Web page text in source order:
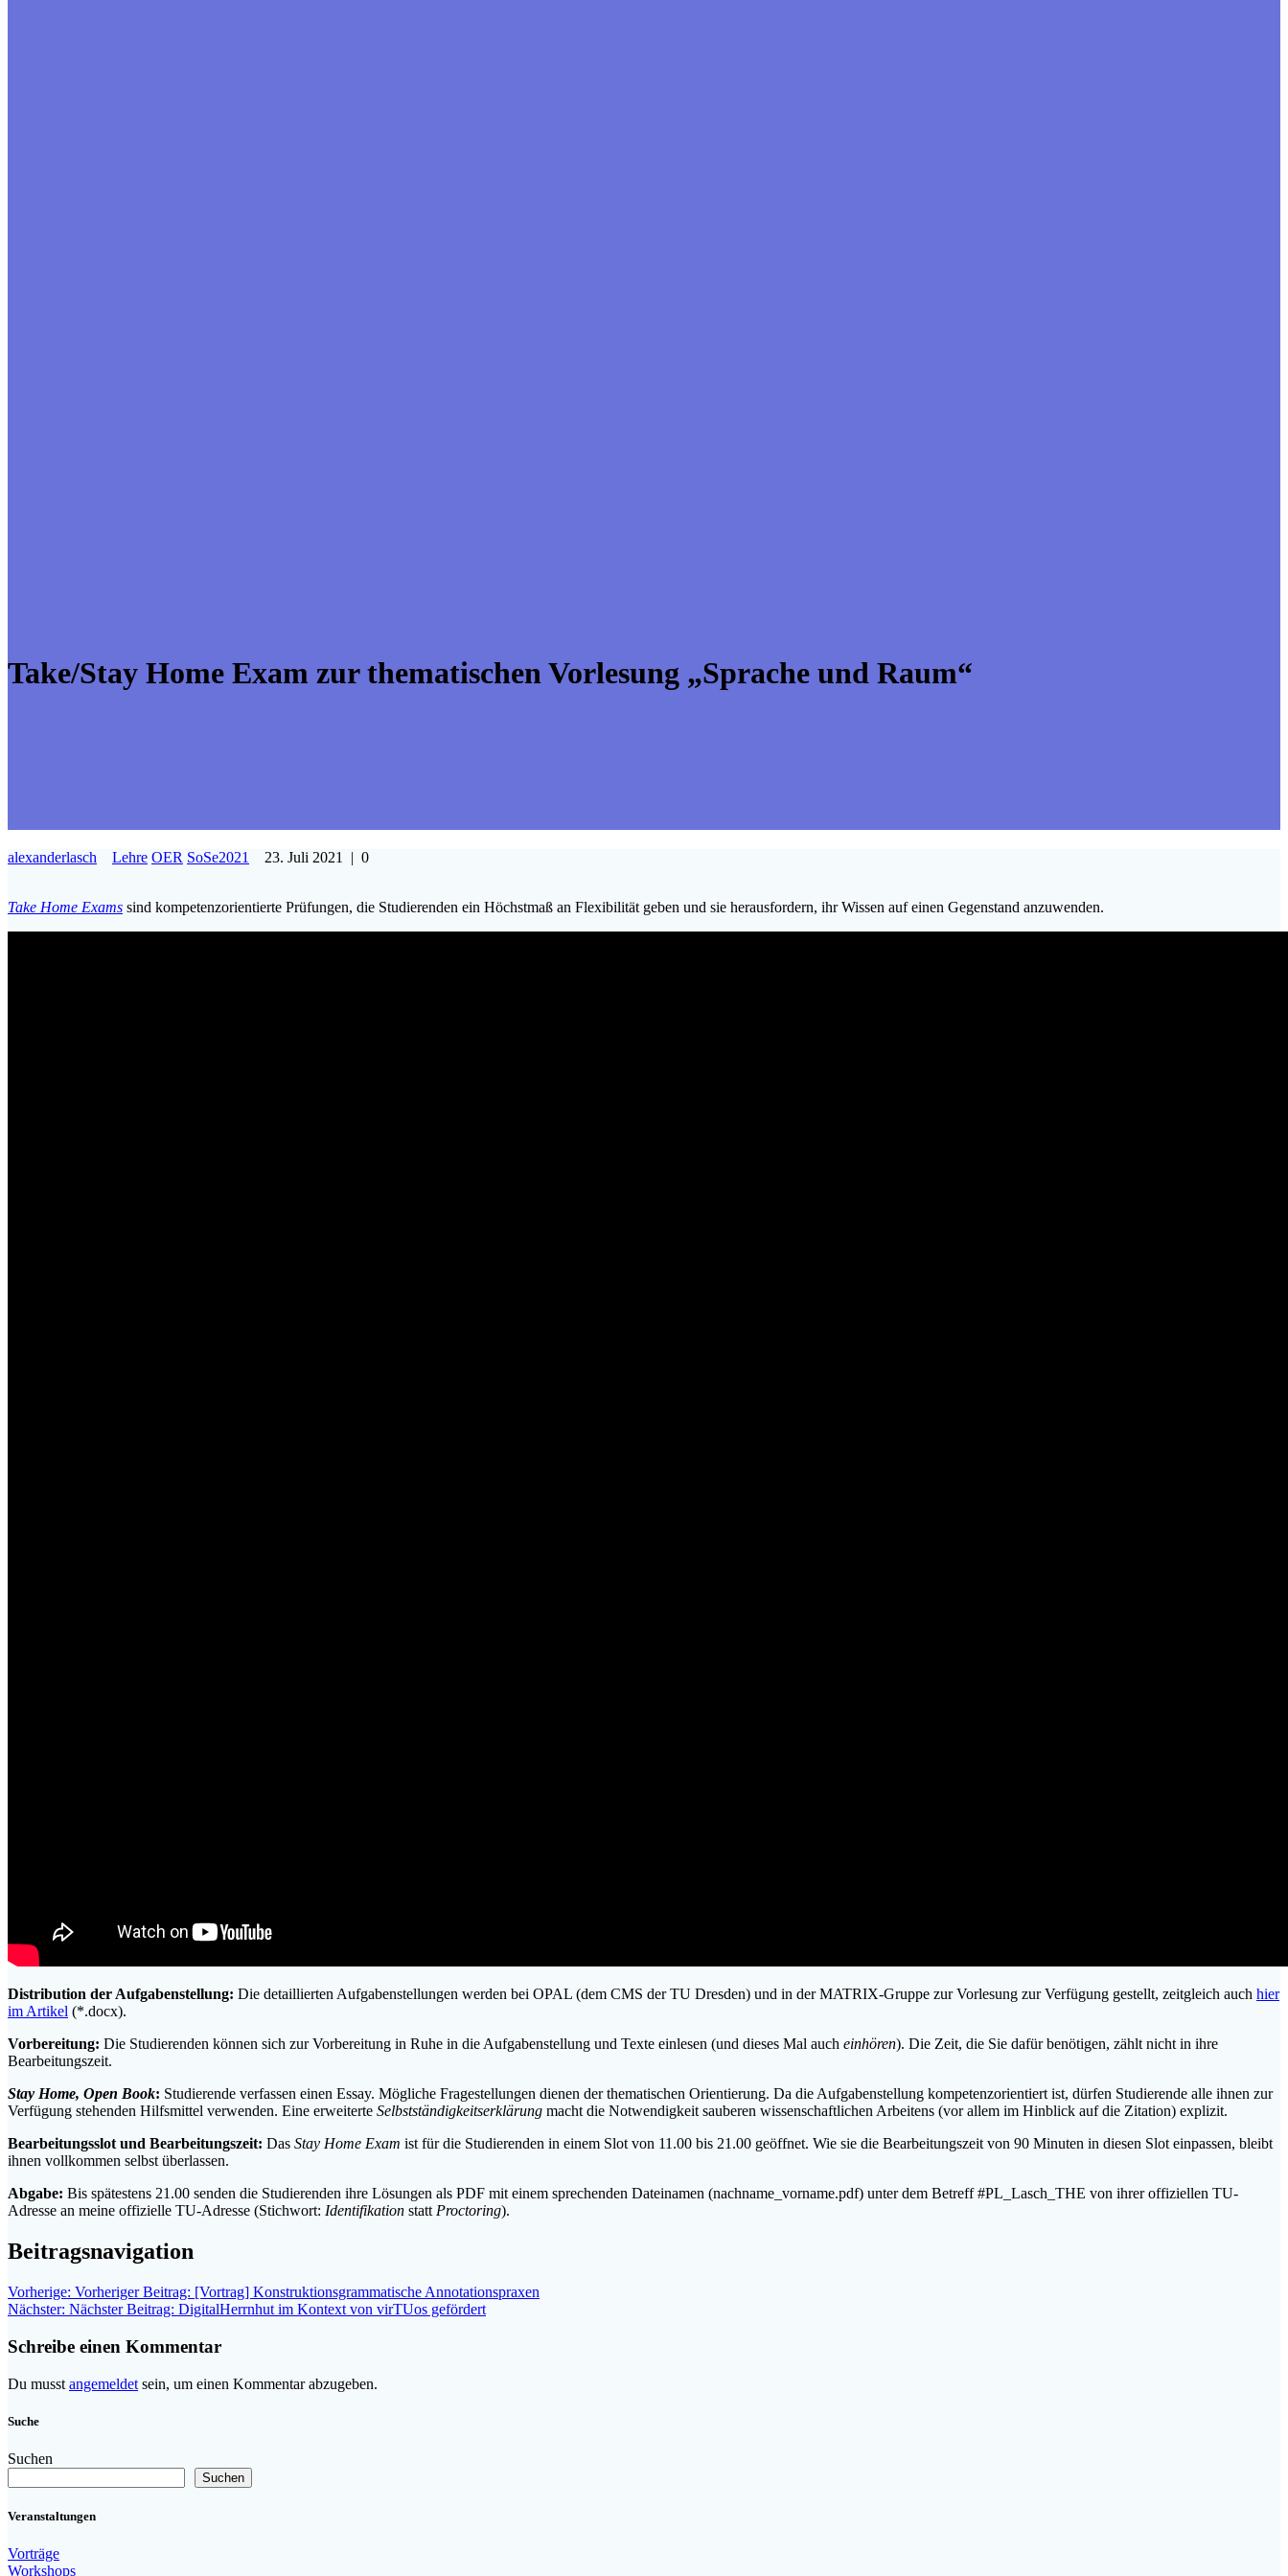
Take/Stay Home Exam zur thematischen Vorlesung „Sprache und Raum“
alexanderlasch Lehre OER SoSe2021 23. Juli 2021 | 0
Take Home Exams sind kompetenzorientierte Prüfungen, die Studierenden ein Höchstmaß an Flexibilität geben und sie herausfordern, ihr Wissen auf einen Gegenstand anzuwenden.
Distribution der Aufgabenstellung: Die detaillierten Aufgabenstellungen werden bei OPAL (dem CMS der TU Dresden) und in der MATRIX-Gruppe zur Vorlesung zur Verfügung gestellt, zeitgleich auch hier
im Artikel (*.docx).
Vorbereitung: Die Studierenden können sich zur Vorbereitung in Ruhe in die Aufgabenstellung und Texte einlesen (und dieses Mal auch einhören). Die Zeit, die Sie dafür benötigen, zählt nicht in ihre
Bearbeitungszeit.
Stay Home, Open Book: Studierende verfassen einen Essay. Mögliche Fragestellungen dienen der thematischen Orientierung. Da die Aufgabenstellung kompetenzorientiert ist, dürfen Studierende alle ihnen zur
Verfügung stehenden Hilfsmittel verwenden. Eine erweiterte Selbstständigkeitserklärung macht die Notwendigkeit sauberen wissenschaftlichen Arbeitens (vor allem im Hinblick auf die Zitation) explizit.
Bearbeitungsslot und Bearbeitungszeit: Das Stay Home Exam ist für die Studierenden in einem Slot von 11.00 bis 21.00 geöffnet. Wie sie die Bearbeitungszeit von 90 Minuten in diesen Slot einpassen, bleibt
ihnen vollkommen selbst überlassen.
Abgabe: Bis spätestens 21.00 senden die Studierenden ihre Lösungen als PDF mit einem sprechenden Dateinamen (nachname_vorname.pdf) unter dem Betreff #PL_Lasch_THE von ihrer offiziellen TU-
Adresse an meine offizielle TU-Adresse (Stichwort: Identifikation statt Proctoring).
Beitragsnavigation
Vorherige: Vorheriger Beitrag: [Vortrag] Konstruktionsgrammatische Annotationspraxen
Nächster: Nächster Beitrag: DigitalHerrnhut im Kontext von virTUos gefördert
Schreibe einen Kommentar
Du musst angemeldet sein, um einen Kommentar abzugeben.
Suche
Suchen
Suchen
Veranstaltungen
Vorträge
Workshops